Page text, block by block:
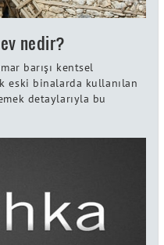
nedir?
barışı kentsel
eski binalarda kullanılan
detaylarıyla bu